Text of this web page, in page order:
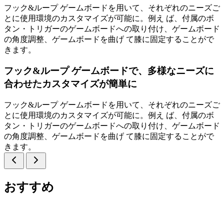
フック&ループ ゲームボードを用いて、それぞれのニーズご
とに使用環境のカスタマイズが可能に。例え ば、付属のボ
タン・トリガーのゲームボードへの取り付け、ゲームボード
の角度調整、ゲームボードを曲げ て膝に固定することがで
きます。
フック&ループ ゲームボードで、多様なニーズに
合わせたカスタマイズが簡単に
フック&ループ ゲームボードを用いて、それぞれのニーズご
とに使用環境のカスタマイズが可能に。例え ば、付属のボ
タン・トリガーのゲームボードへの取り付け、ゲームボード
の角度調整、ゲームボードを曲げ て膝に固定することがで
きます。
おすすめ